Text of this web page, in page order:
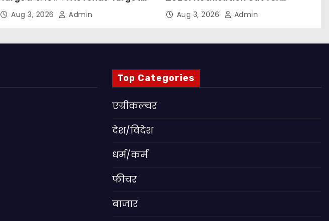
थोपने के खिलाफ DMA India का बड़ा कदम,
NHRC से Suo Motu जांच की मांग
Aug 3, 2026 Admin
Nursing, Paramedical &
Supporting Staff Posts, Apply
Aug 3, 2026 Admin
Top Categories
एग्रीकल्चर
देश/विदेश
धर्म/कर्म
फीचर
बाजार